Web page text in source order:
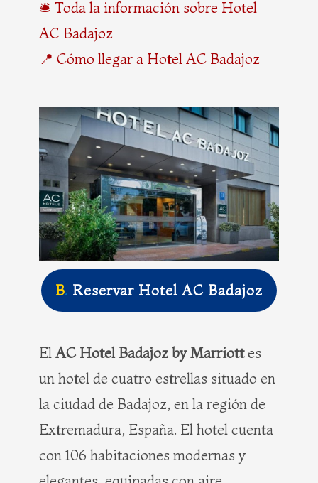
🛎️ Toda la información sobre Hotel
AC Badajoz
📍 Cómo llegar a Hotel AC Badajoz
B. Reservar Hotel AC Badajoz
El AC Hotel Badajoz by Marriottes
un hotel de cuatro estrellas situado en
la ciudad de Badajoz, en la región de
Extremadura, España. El hotel cuenta
con 106 habitaciones modernas y